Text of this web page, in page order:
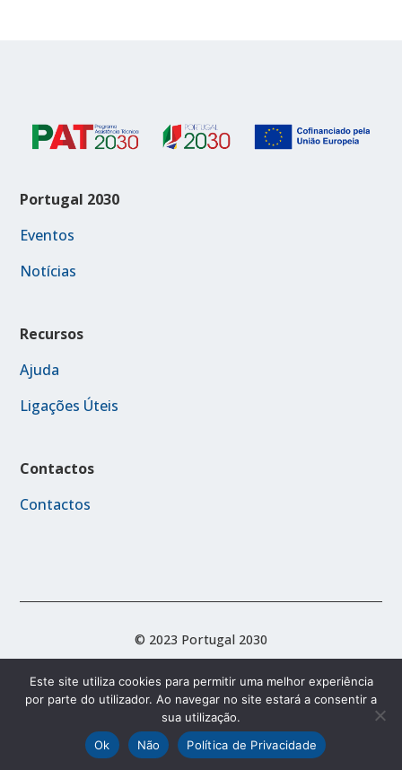
Portugal 2030
Eventos
Notícias
Recursos
Ajuda
Ligações Úteis
Contactos
Contactos
© 2023 Portugal 2030
Acessibilidade
Política de Privacidade
Termos e Condições
Este site utiliza cookies para permitir uma melhor experiência
por parte do utilizador. Ao navegar no site estará a consentir a
sua utilização.
Ok
Não Política de Privacidade